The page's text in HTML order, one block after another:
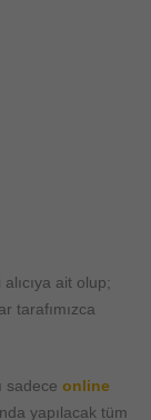
ait olup;
tarafımızca
sadece online
yapılacak tüm